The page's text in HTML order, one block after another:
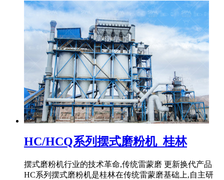
HC/HCQ系列摆式磨粉机_桂林
摆式磨粉机行业的技术革命,传统雷蒙磨 更新换代产品
HC系列摆式磨粉机是桂林在传统雷蒙磨基础上,自主研